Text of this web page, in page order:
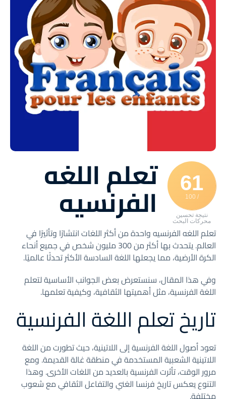
61
/ 100
نتيجة تحسين
محركات البحث
تعلم اللغه
الفرنسيه
تعلم اللغه الفرنسيه واحدة من أكثر اللغات انتشارًا وتأثيرًا في
العالم. يتحدث بها أكثر من 300 مليون شخص في جميع أنحاء
الكرة الأرضية، مما يجعلها اللغة السادسة الأكثر تحدثًا عالميًا.
وفي هذا المقال، سنستعرض بعض الجوانب الأساسية لتعلم
اللغة الفرنسية، مثل أهميتها الثقافية، وكيفية تعلمها.
تاريخ تعلم اللغة الفرنسية
تعود أصول اللغة الفرنسية إلى اللاتينية، حيث تطورت من اللغة
اللاتينية الشعبية المستخدمة في منطقة غالة القديمة. ومع
مرور الوقت، تأثرت الفرنسية بالعديد من اللغات الأخرى. وهذا
التنوع يعكس تاريخ فرنسا الغني والتفاعل الثقافي مع شعوب